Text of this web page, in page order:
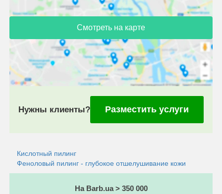
Смотреть на карте
Нужны клиенты? Разместить услуги
Кислотный пилинг
Феноловый пилинг - глубокое отшелушивание кожи
На Barb.ua > 350 000